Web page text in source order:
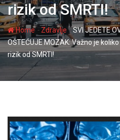
rizik od SMRTI!
Home-Zdravlje-SVI JEDETE
OŠTEĆUJE MOZAK: Važno je
rizik od SMRTI!